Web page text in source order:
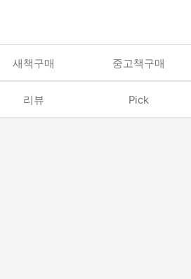
새책구매 중고책구매
리뷰 Pick